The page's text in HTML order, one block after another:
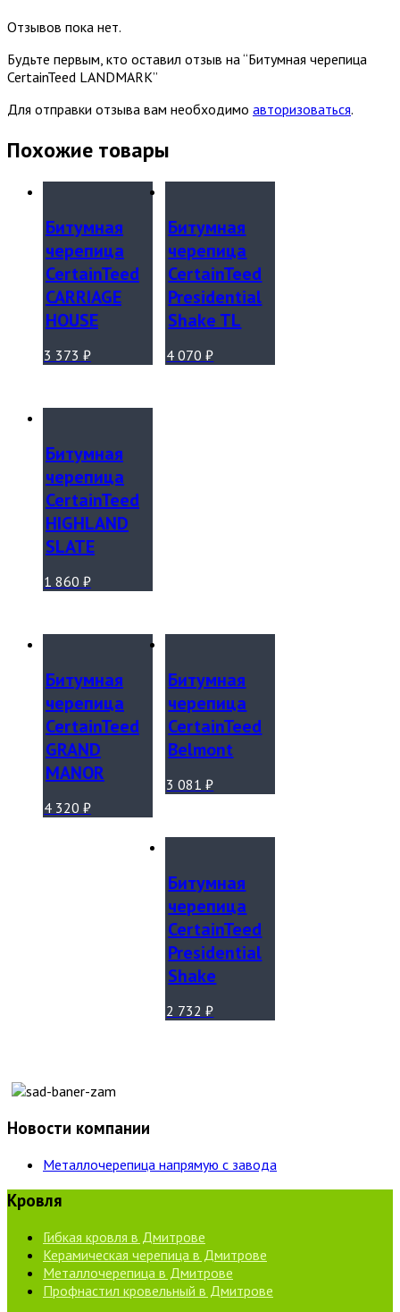
Отзывов пока нет.
Будьте первым, кто оставил отзыв на “Битумная черепица
CertainTeed LANDMARK”
Для отправки отзыва вам необходимо авторизоваться.
Похожие товары
Битумная
черепица
CertainTeed
CARRIAGE
HOUSE
3 373 ₽
Битумная
черепица
CertainTeed
Presidential
Shake TL
4 070₽
Битумная
черепица
CertainTeed
HIGHLAND
SLATE
1 860 ₽
Битумная
черепица
CertainTeed
GRAND
MANOR
4 320 ₽
Битумная
черепица
CertainTeed
Belmont
3 081₽
Битумная
черепица
CertainTeed
Presidential
Shake
2 732₽
Новости компании
Металлочерепица напрямую с завода
Кровля
Гибкая кровля в Дмитрове
Керамическая черепица в Дмитрове
Металлочерепица в Дмитрове
Профнастил кровельный в Дмитрове